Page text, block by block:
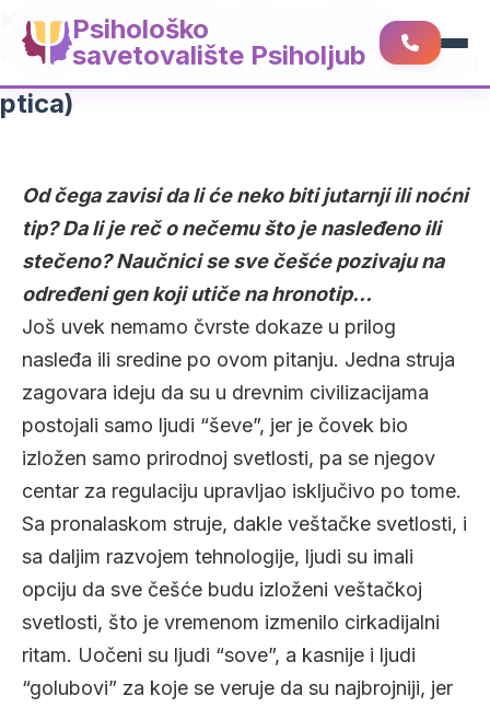
Psihološko
savetovalište Psiholjub
Kako funkcioniše odnos između
“ševa” i “sova” (ranoranilaca i noćnih
ptica)
Od čega zavisi da li će neko biti jutarnji ili noćni
tip? Da li je reč o nečemu što je nasleđeno ili
stečeno? Naučnici se sve češće pozivaju na
određeni gen koji utiče na hronotip…
Još uvek nemamo čvrste dokaze u prilog
nasleđa ili sredine po ovom pitanju. Jedna struja
zagovara ideju da su u drevnim civilizacijama
postojali samo ljudi “ševe”, jer je čovek bio
izložen samo prirodnoj svetlosti, pa se njegov
centar za regulaciju upravljao isključivo po tome.
Sa pronalaskom struje, dakle veštačke svetlosti, i
sa daljim razvojem tehnologije, ljudi su imali
opciju da sve češće budu izloženi veštačkoj
svetlosti, što je vremenom izmenilo cirkadijalni
ritam. Uočeni su ljudi “sove”, a kasnije i ljudi
“golubovi” za koje se veruje da su najbrojniji, jer